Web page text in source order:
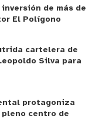
las partes altas
el empleo de
de los
rebaje es que la
es mayor que
por efecto de
vimos una
de más de
El Polígono
cartelera de
Silva para
protagoniza
centro de